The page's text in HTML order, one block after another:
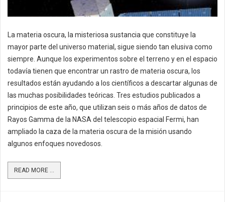
La materia oscura, la misteriosa sustancia que constituye la
mayor parte del universo material, sigue siendo tan elusiva como
siempre. Aunque los experimentos sobre el terreno y en el espacio
todavía tienen que encontrar un rastro de materia oscura, los
resultados están ayudando a los científicos a descartar algunas de
las muchas posibilidades teóricas. Tres estudios publicados a
principios de este año, que utilizan seis o más años de datos de
Rayos Gamma de la NASA del telescopio espacial Fermi, han
ampliado la caza de la materia oscura de la misión usando
algunos enfoques novedosos.
READ MORE ...